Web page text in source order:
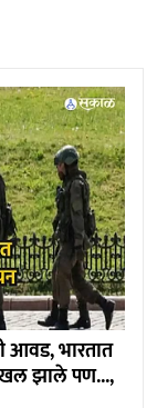
आवड, भारतात
झाले पण...,